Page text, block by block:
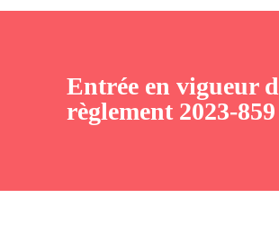
Entrée en vigueur
règlement 2023-859